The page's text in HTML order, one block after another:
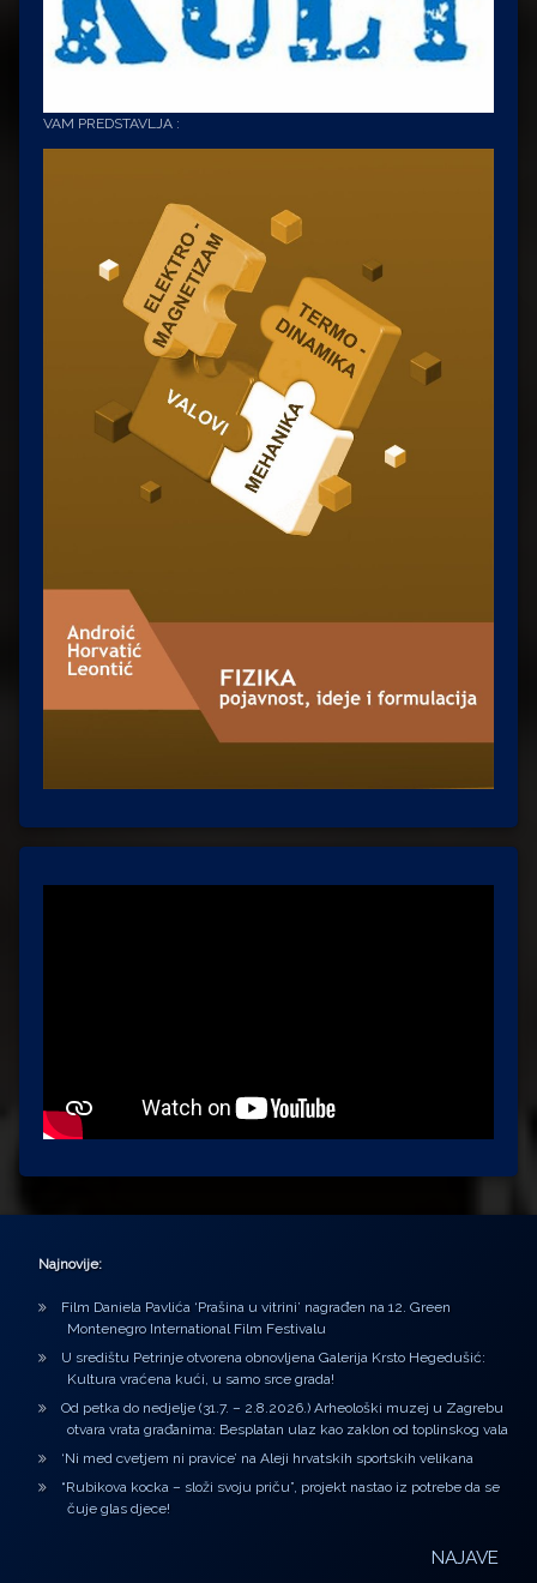
VAM PREDSTAVLJA :
Najnovije:
Film Daniela Pavlića ‘Prašina u vitrini’ nagrađen na 12. Green
Montenegro International Film Festivalu
U središtu Petrinje otvorena obnovljena Galerija Krsto Hegedušić:
Kultura vraćena kući, u samo srce grada!
Od petka do nedjelje (31.7. – 2.8.2026.) Arheološki muzej u Zagrebu
otvara vrata građanima: Besplatan ulaz kao zaklon od toplinskog vala
‘Ni med cvetjem ni pravice’ na Aleji hrvatskih sportskih velikana
“Rubikova kocka – složi svoju priču”, projekt nastao iz potrebe da se
čuje glas djece!
NAJAVE